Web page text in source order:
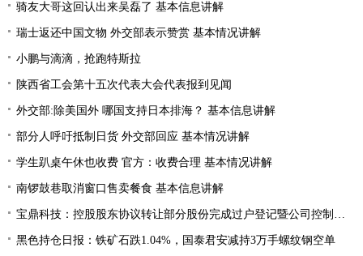
骑友大哥这回认出来吴磊了 基本信息讲解
瑞士返还中国文物 外交部表示赞赏 基本情况讲解
小鹏与滴滴，抢跑特斯拉
陕西省工会第十五次代表大会代表报到见闻
外交部:除美国外 哪国支持日本排海？ 基本信息讲解
部分人呼吁抵制日货 外交部回应 基本情况讲解
学生趴桌午休也收费 官方：收费合理 基本情况讲解
南锣鼓巷取消窗口售卖餐食 基本信息讲解
宝鼎科技：控股股东协议转让部分股份完成过户登记暨公司控制权发生变更
黑色持仓日报：铁矿石跌1.04%，国泰君安减持3万手螺纹钢空单